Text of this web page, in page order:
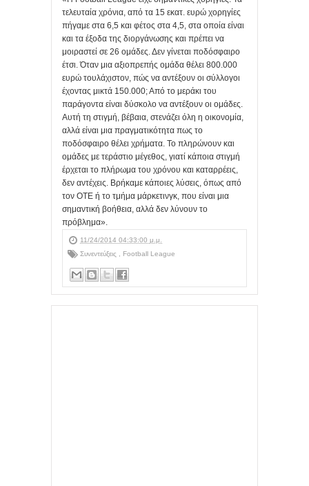
τελευταία χρόνια, από τα 15 εκατ. ευρώ χορηγίες
πήγαμε στα 6,5 και φέτος στα 4,5, στα οποία είναι
και τα έξοδα της διοργάνωσης και πρέπει να
μοιραστεί σε 26 ομάδες. Δεν γίνεται ποδόσφαιρο
έτσι. Όταν μια αξιοπρεπής ομάδα θέλει 800.000
ευρώ τουλάχιστον, πώς να αντέξουν οι σύλλογοι
έχοντας μικτά 150.000; Από το μεράκι του
παράγοντα είναι δύσκολο να αντέξουν οι ομάδες.
Αυτή τη στιγμή, βέβαια, στενάζει όλη η οικονομία,
αλλά είναι μια πραγματικότητα πως το
ποδόσφαιρο θέλει χρήματα. Το πληρώνουν και
ομάδες με τεράστιο μέγεθος, γιατί κάποια στιγμή
έρχεται το πλήρωμα του χρόνου και καταρρέεις,
δεν αντέχεις. Βρήκαμε κάποιες λύσεις, όπως από
τον ΟΤΕ ή το τμήμα μάρκετινγκ, που είναι μια
σημαντική βοήθεια, αλλά δεν λύνουν το
πρόβλημα».
11/24/2014 04:33:00 μ.μ.
Συνεντεύξεις
Football League